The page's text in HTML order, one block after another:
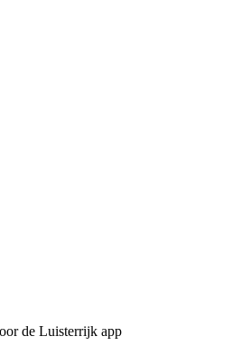
de Luisterrijk app